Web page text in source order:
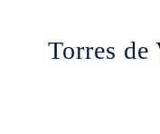
Torres de